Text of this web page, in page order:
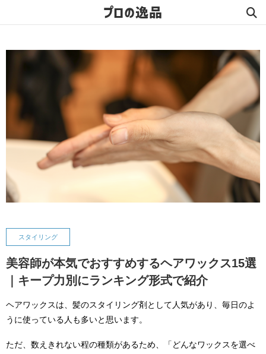
プロの逸品
スタイリング
美容師が本気でおすすめするヘアワックス15選
｜キープ力別にランキング形式で紹介
ヘアワックスは、髪のスタイリング剤として人気があり、毎日のよ
うに使っている人も多いと思います。
ただ、数えきれない程の種類があるため、「どんなワックスを選べ